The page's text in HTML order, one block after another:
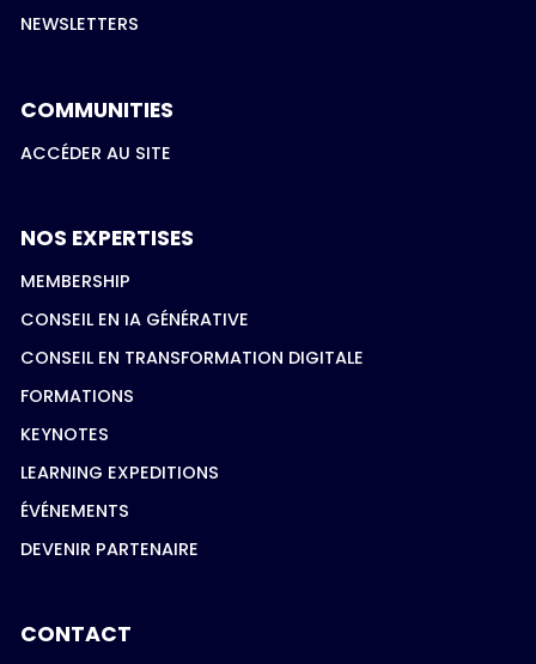
NEWSLETTERS
COMMUNITIES
ACCÉDER AU SITE
NOS EXPERTISES
MEMBERSHIP
CONSEIL EN IA GÉNÉRATIVE
CONSEIL EN TRANSFORMATION DIGITALE
FORMATIONS
KEYNOTES
LEARNING EXPEDITIONS
ÉVÉNEMENTS
DEVENIR PARTENAIRE
CONTACT